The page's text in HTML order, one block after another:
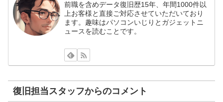
前職を含めデータ復旧歴15年、年間1000件以
上お客様と直接ご対応させていただいており
ます。趣味はパソコンいじりとガジェットニ
ュースを読むことです。
復旧担当スタッフからのコメント